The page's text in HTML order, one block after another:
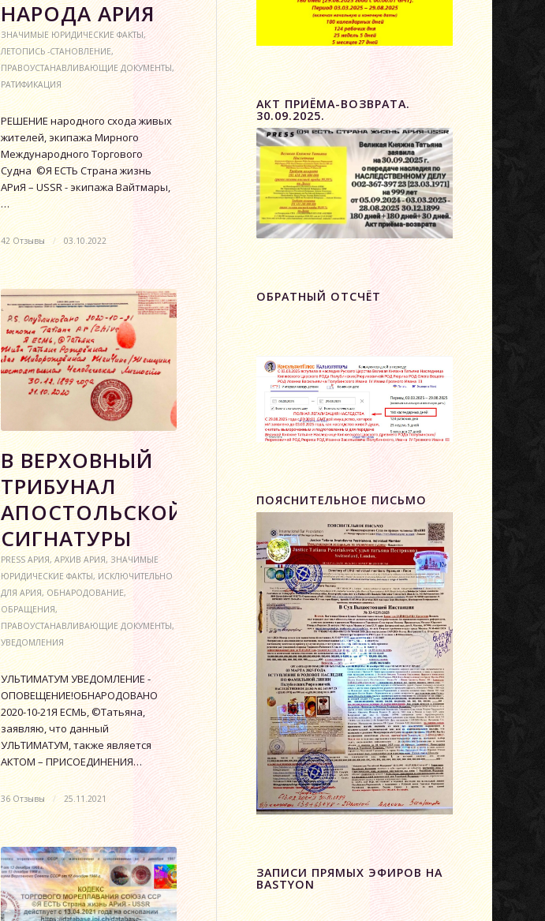
НАРОДА АРИЯ
ЗНАЧИМЫЕ ЮРИДИЧЕСКИЕ ФАКТЫ,
ЛЕТОПИСЬ -СТАНОВЛЕНИЕ,
ПРАВОУСТАНАВЛИВАЮЩИЕ ДОКУМЕНТЫ,
РАТИФИКАЦИЯ
РЕШЕНИЕ народного схода живых
жителей, экипажа Мирного
Международного Торгового
Судна ©Я ЕСТЬ Страна жизнь
АРиЯ – USSR - экипажа Вайтмары,
…
42 Отзывы / 03.10.2022
В ВЕРХОВНЫЙ
ТРИБУНАЛ
АПОСТОЛЬСКОЙ
СИГНАТУРЫ
PRESS АРИЯ,АРХИВ АРИЯ,ЗНАЧИМЫЕ
ЮРИДИЧЕСКИЕ ФАКТЫ,ИСКЛЮЧИТЕЛЬНО
ДЛЯ АРИЯ,ОБНАРОДОВАНИЕ,
ОБРАЩЕНИЯ,
ПРАВОУСТАНАВЛИВАЮЩИЕ ДОКУМЕНТЫ,
УВЕДОМЛЕНИЯ
УЛЬТИМАТУМ УВЕДОМЛЕНИЕ -
ОПОВЕЩЕНИЕ!ОБНАРОДОВАНО
2020-10-21Я ЕСМЬ, ©Татьяна,
заявляю, что данный
УЛЬТИМАТУМ, также является
АКТОМ – ПРИСОЕДИНЕНИЯ…
36 Отзывы / 25.11.2021
АКТ ПРИЁМА-ВОЗВРАТА.
30.09.2025.
ОБРАТНЫЙ ОТСЧЁТ
ПОЯСНИТЕЛЬНОЕ ПИСЬМО
ЗАПИСИ ПРЯМЫХ ЭФИРОВ НА
BASTYON